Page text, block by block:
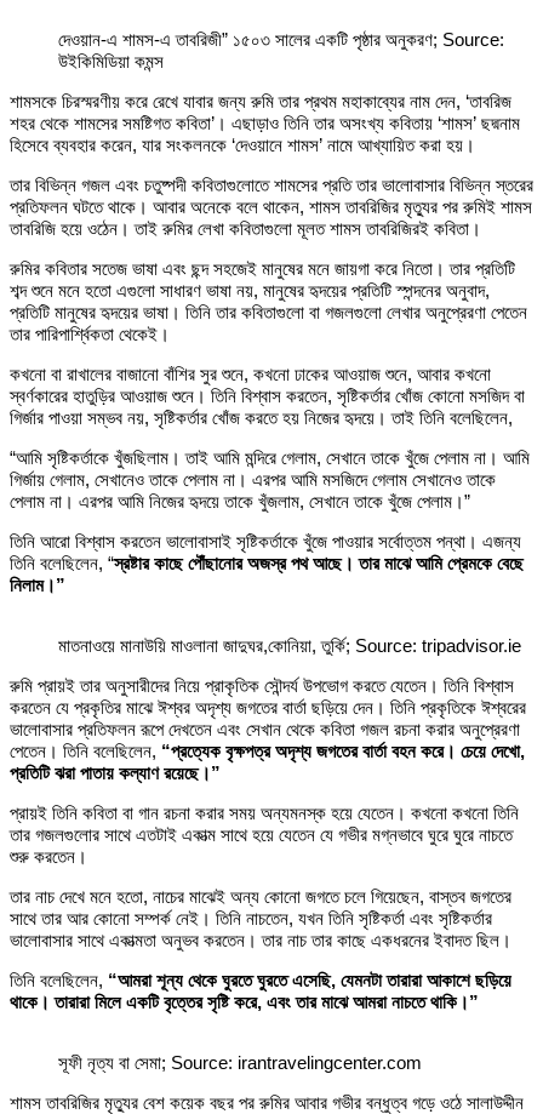
দেওয়ান-এ শামস-এ তাবরিজী” ১৫০৩ সালের একটি পৃষ্ঠার অনুকরণ; Source:
উইকিমিডিয়া কমন্স
শামসকে চিরস্মরণীয় করে রেখে যাবার জন্য রুমি তার প্রথম মহাকাব্যের নাম দেন, ‘তাবরিজ
শহর থেকে শামসের সমষ্টিগত কবিতা’। এছাড়াও তিনি তার অসংখ্য কবিতায় ‘শামস’ ছদ্মনাম
হিসেবে ব্যবহার করেন, যার সংকলনকে ‘দেওয়ানে শামস’ নামে আখ্যায়িত করা হয়।
তার বিভিন্ন গজল এবং চতুষ্পদী কবিতাগুলোতে শামসের প্রতি তার ভালোবাসার বিভিন্ন স্তরের
প্রতিফলন ঘটতে থাকে। আবার অনেকে বলে থাকেন, শামস তাবরিজির মৃত্যুর পর রুমিই শামস
তাবরিজি হয়ে ওঠেন। তাই রুমির লেখা কবিতাগুলো মূলত শামস তাবরিজিরই কবিতা।
রুমির কবিতার সতেজ ভাষা এবং ছন্দ সহজেই মানুষের মনে জায়গা করে নিতো। তার প্রতিটি
শব্দ শুনে মনে হতো এগুলো সাধারণ ভাষা নয়, মানুষের হৃদয়ের প্রতিটি স্পন্দনের অনুবাদ,
প্রতিটি মানুষের হৃদয়ের ভাষা। তিনি তার কবিতাগুলো বা গজলগুলো লেখার অনুপ্রেরণা পেতেন
তার পারিপার্শ্বিকতা থেকেই।
কখনো বা রাখালের বাজানো বাঁশির সুর শুনে, কখনো ঢাকের আওয়াজ শুনে, আবার কখনো
স্বর্ণকারের হাতুড়ির আওয়াজ শুনে। তিনি বিশ্বাস করতেন, সৃষ্টিকর্তার খোঁজ কোনো মসজিদ বা
গির্জার পাওয়া সম্ভব নয়, সৃষ্টিকর্তার খোঁজ করতে হয় নিজের হৃদয়ে। তাই তিনি বলেছিলেন,
“আমি সৃষ্টিকর্তাকে খুঁজছিলাম। তাই আমি মন্দিরে গেলাম, সেখানে তাকে খুঁজে পেলাম না। আমি
গির্জায় গেলাম, সেখানেও তাকে পেলাম না। এরপর আমি মসজিদে গেলাম সেখানেও তাকে
পেলাম না। এরপর আমি নিজের হৃদয়ে তাকে খুঁজলাম, সেখানে তাকে খুঁজে পেলাম।”
তিনি আরো বিশ্বাস করতেন ভালোবাসাই সৃষ্টিকর্তাকে খুঁজে পাওয়ার সর্বোত্তম পন্থা। এজন্য
তিনি বলেছিলেন, “স্রষ্টার কাছে পৌঁছানোর অজস্র পথ আছে। তার মাঝে আমি প্রেমকে বেছে
নিলাম।”
মাতনাওয়ে মানাউয়ি মাওলানা জাদুঘর,কোনিয়া, তুর্কি; Source: tripadvisor.ie
রুমি প্রায়ই তার অনুসারীদের নিয়ে প্রাকৃতিক সৌন্দর্য উপভোগ করতে যেতেন। তিনি বিশ্বাস
করতেন যে প্রকৃতির মাঝে ঈশ্বর অদৃশ্য জগতের বার্তা ছড়িয়ে দেন। তিনি প্রকৃতিকে ঈশ্বরের
ভালোবাসার প্রতিফলন রূপে দেখতেন এবং সেখান থেকে কবিতা গজল রচনা করার অনুপ্রেরণা
পেতেন। তিনি বলেছিলেন, “প্রত্যেক বৃক্ষপত্র অদৃশ্য জগতের বার্তা বহন করে। চেয়ে দেখো,
প্রতিটি ঝরা পাতায় কল্যাণ রয়েছে।”
প্রায়ই তিনি কবিতা বা গান রচনা করার সময় অন্যমনস্ক হয়ে যেতেন। কখনো কখনো তিনি
তার গজলগুলোর সাথে এতটাই একাত্ম সাথে হয়ে যেতেন যে গভীর মগ্নভাবে ঘুরে ঘুরে নাচতে
শুরু করতেন।
তার নাচ দেখে মনে হতো, নাচের মাঝেই অন্য কোনো জগতে চলে গিয়েছেন, বাস্তব জগতের
সাথে তার আর কোনো সম্পর্ক নেই। তিনি নাচতেন, যখন তিনি সৃষ্টিকর্তা এবং সৃষ্টিকর্তার
ভালোবাসার সাথে একাত্মতা অনুভব করতেন। তার নাচ তার কাছে একধরনের ইবাদত ছিল।
তিনি বলেছিলেন, “আমরা শূন্য থেকে ঘুরতে ঘুরতে এসেছি, যেমনটা তারারা আকাশে ছড়িয়ে
থাকে। তারারা মিলে একটি বৃত্তের সৃষ্টি করে, এবং তার মাঝে আমরা নাচতে থাকি।”
সূফী নৃত্য বা সেমা; Source: irantravelingcenter.com
শামস তাবরিজির মৃত্যুর বেশ কয়েক বছর পর রুমির আবার গভীর বন্ধুত্ব গড়ে ওঠে সালাউদ্দীন